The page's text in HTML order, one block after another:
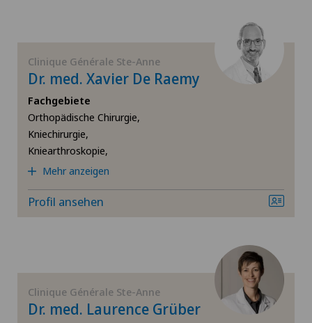
Hals-Nasen-Ohren-Heilkunde (HNO)
Handchirurgie
Hernien (Leistenbrüche)
Hüftprothese
Clinique Générale Ste-Anne
Dr. med. Xavier De Raemy
Fachgebiete
Orthopädische Chirurgie,
Kniechirurgie,
Kniearthroskopie,
Mehr anzeigen
Profil ansehen
Clinique Générale Ste-Anne
Dr. med. Laurence Grüber